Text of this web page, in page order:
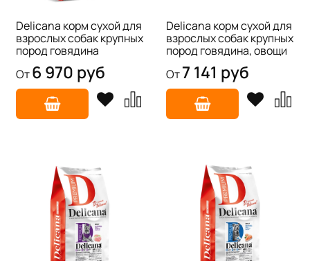
Delicana корм сухой для
взрослых собак крупных
пород говядина
От6 970 руб
Delicana корм сухой для
взрослых собак крупных
пород говядина, овощи
От7 141 руб